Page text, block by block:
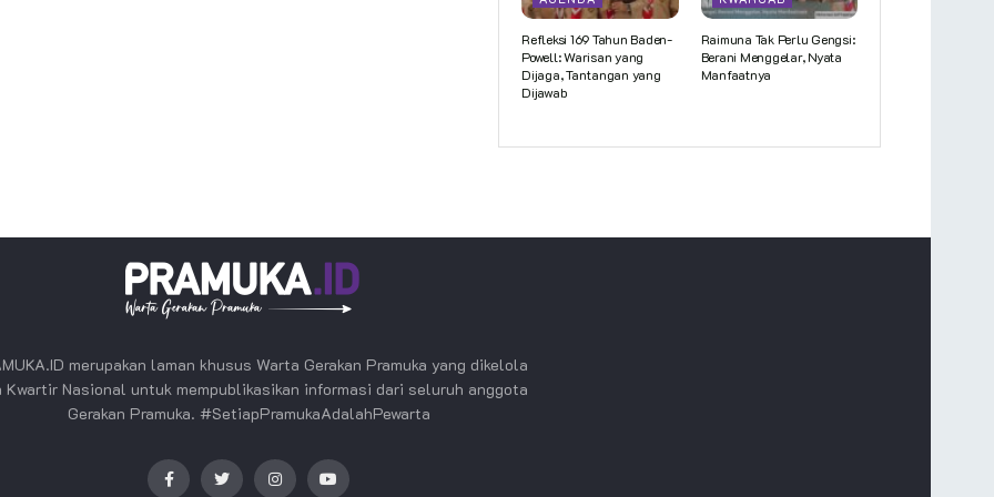
Refleksi 169 Tahun Baden-
Powell: Warisan yang
Dijaga, Tantangan yang
Dijawab
Raimuna Tak Perlu Gengsi:
Berani Menggelar, Nyata
Manfaatnya
merupakan laman khusus Warta Gerakan Pramuka yang dikelola
Kwartir Nasional untuk mempublikasikan informasi dari seluruh anggota
Gerakan Pramuka. #SetiapPramukaAdalahPewarta